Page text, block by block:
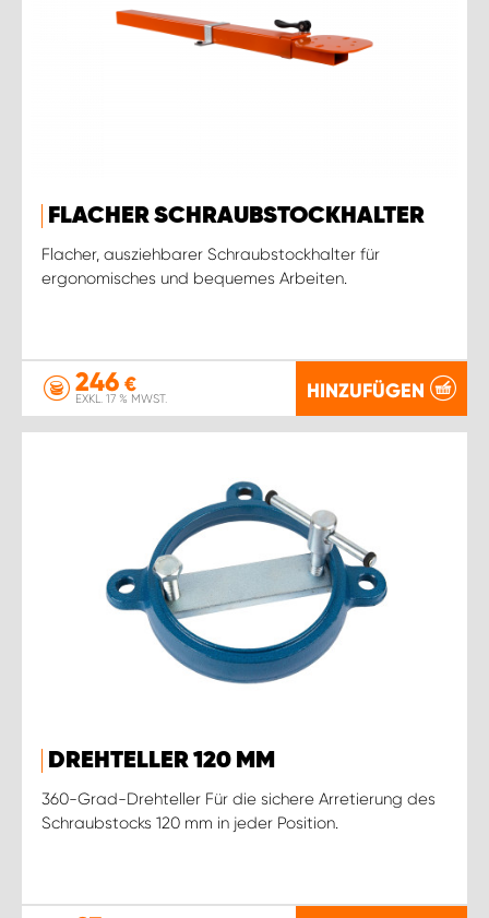
FLACHER SCHRAUBSTOCKHALTER
Flacher, ausziehbarer Schraubstockhalter für
ergonomisches und bequemes Arbeiten.
246 €
EXKL. 17 % MWST. HINZUFÜGEN
DREHTELLER 120 MM
360-Grad-Drehteller Für die sichere Arretierung des
Schraubstocks 120 mm in jeder Position.